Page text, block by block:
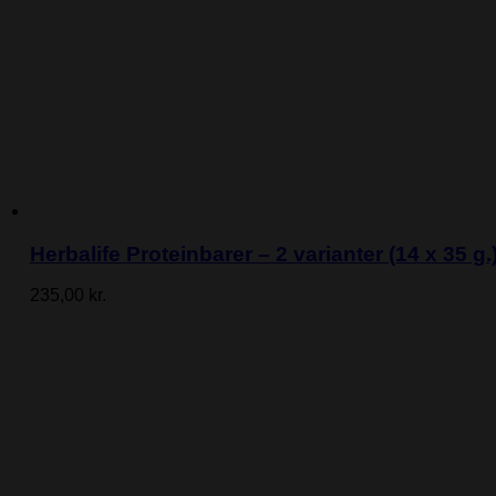
Herbalife Proteinbarer – 2 varianter (14 x 35
235,00 kr.